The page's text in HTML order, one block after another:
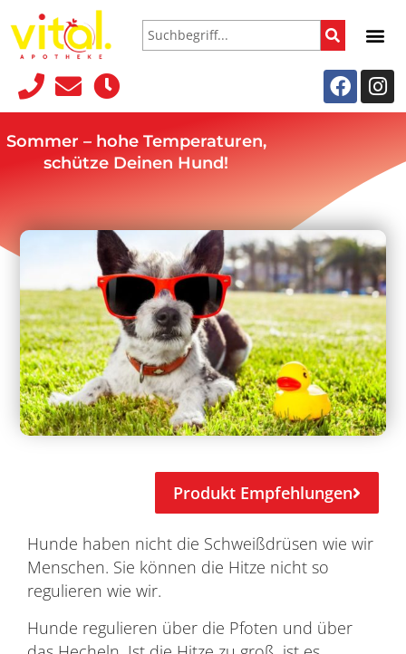
Sommer – hohe Temperaturen,
schütze Deinen Hund!
Produkt Empfehlungen
Hunde haben nicht die Schweißdrüsen wie wir
Menschen. Sie können die Hitze nicht so
regulieren wie wir.
Hunde regulieren über die Pfoten und über